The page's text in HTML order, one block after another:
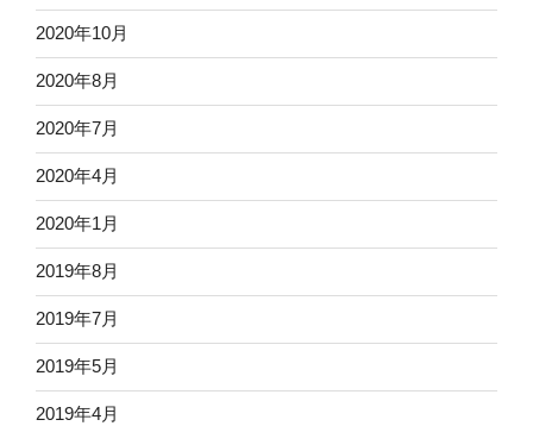
2020年10月
2020年8月
2020年7月
2020年4月
2020年1月
2019年8月
2019年7月
2019年5月
2019年4月